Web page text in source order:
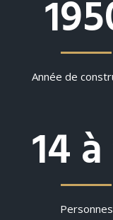
Année de
14
Personnes